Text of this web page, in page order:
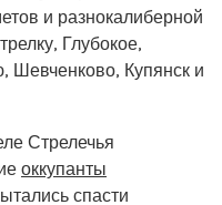
и разнокалиберной
Глубокое,
Шевченково, Купянск и
Стрелечья
оккупанты
спасти